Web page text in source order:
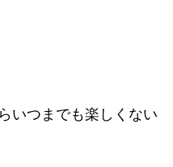
いつまでも楽しくない